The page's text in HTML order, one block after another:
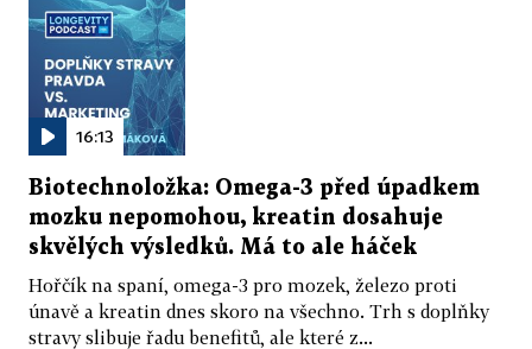
16:13
Biotechnoložka: Omega-3 před úpadkem
mozku nepomohou, kreatin dosahuje
skvělých výsledků. Má to ale háček
Hořčík na spaní, omega-3 pro mozek, železo proti
únavě a kreatin dnes skoro na všechno. Trh s doplňky
stravy slibuje řadu benefitů, ale které z...